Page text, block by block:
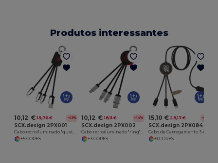
Produtos interessantes
10,12 € 19,76 € -49%
SCX.design 2PX001
+5 CORES
10,12 € 18,11 € -44%
SCX.design 2PX002
+3 CORES
15,10 € 28,17 € -46%
SCX.design 2PX084
+1 CORES